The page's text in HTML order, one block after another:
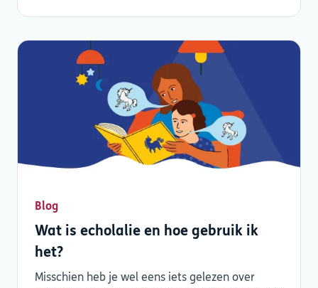
Blog
Wat is echolalie en hoe gebruik ik
het?
Misschien heb je wel eens iets gelezen over